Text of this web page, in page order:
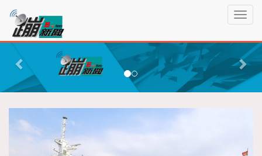
T
g
l
e
a
蹦
新
聞P
r
v
i
o
N
e
x
t